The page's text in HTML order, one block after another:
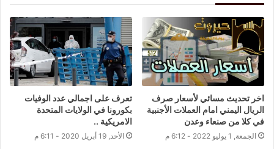
اخر تحديث مسائي لأسعار صرف
الريال اليمني امام العملات الأجنبية
في كلا من صنعاء وعدن
الجمعة, 1 يوليو 2022 - 6:12 م
تعرف على اجمالي عدد الوفيات
بكورونا في الولايات المتحدة
الامريكية ..
الأحد, 19 أبريل 2020 - 6:11 م